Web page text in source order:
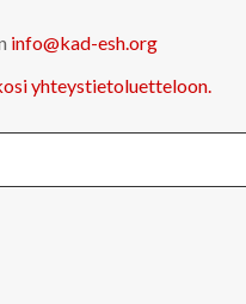
info@kad-esh.org
yhteystietoluetteloon.